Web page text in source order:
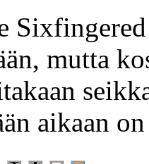
mutta
aikaan